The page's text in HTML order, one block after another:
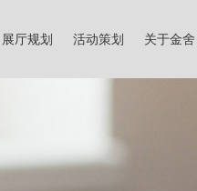
展厅规划 活动策划 关于金舍